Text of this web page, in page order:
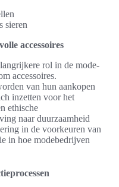
sieren
accessoires
rol in de mode-
accessoires.
van hun aankopen
inzetten voor het
ethische
naar duurzaamheid
in de voorkeuren van
in hoe modebedrijven